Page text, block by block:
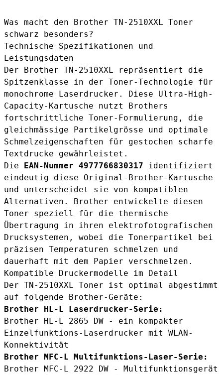
Was macht den Brother TN-2510XXL Toner
schwarz besonders?
Technische Spezifikationen und
Leistungsdaten
Der Brother TN-2510XXL repräsentiert die
Spitzenklasse in der Toner-Technologie für
monochrome Laserdrucker. Diese Ultra-High-
Capacity-Kartusche nutzt Brothers
fortschrittliche Toner-Formulierung, die
gleichmässige Partikelgrösse und optimale
Schmelzeigenschaften für gestochen scharfe
Textdrucke gewährleistet.
Die EAN-Nummer 4977766830317 identifiziert
eindeutig diese Original-Brother-Kartusche
und unterscheidet sie von kompatiblen
Alternativen. Brother entwickelte diesen
Toner speziell für die thermische
Übertragung in ihren elektrofotografischen
Drucksystemen, wobei die Tonerpartikel bei
präzisen Temperaturen schmelzen und
dauerhaft mit dem Papier verschmelzen.
Kompatible Druckermodelle im Detail
Der TN-2510XXL Toner ist optimal abgestimmt
auf folgende Brother-Geräte:
Brother HL-L Laserdrucker-Serie:
Brother HL-L 2865 DW - ein kompakter
Einzelfunktions-Laserdrucker mit WLAN-
Konnektivität
Brother MFC-L Multifunktions-Laser-Serie:
Brother MFC-L 2922 DW - Multifunktionsgerät